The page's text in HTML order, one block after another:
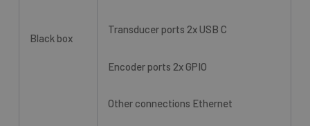
Black box
Transducer ports 2x USB C
Encoder ports 2x GPIO
Other connections Ethernet